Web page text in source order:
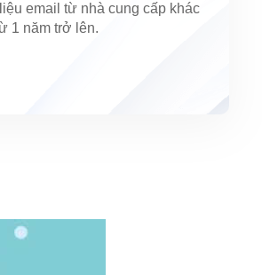
email từ nhà cung cấp khác
1 năm trở lên.